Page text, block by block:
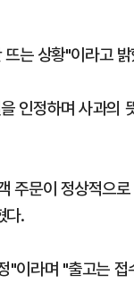
는 상황"이라고
인정하며 사과의
주문이 정상적으
다.
"이라며 "출고는